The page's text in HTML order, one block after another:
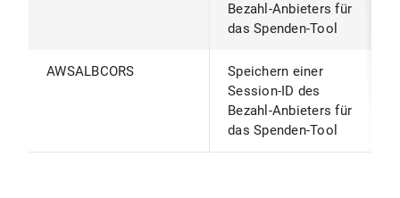
Bezahl-Anbieters für
das Spenden-Tool
AWSALBCORS
Speichern einer
Session-ID des
Bezahl-Anbieters für
das Spenden-Tool